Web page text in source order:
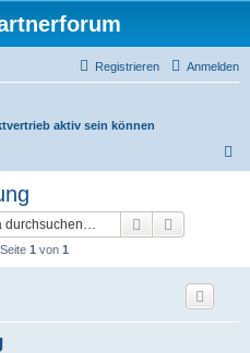
Anmelden
Registrieren
aktiv sein können
Suche
1 von 1